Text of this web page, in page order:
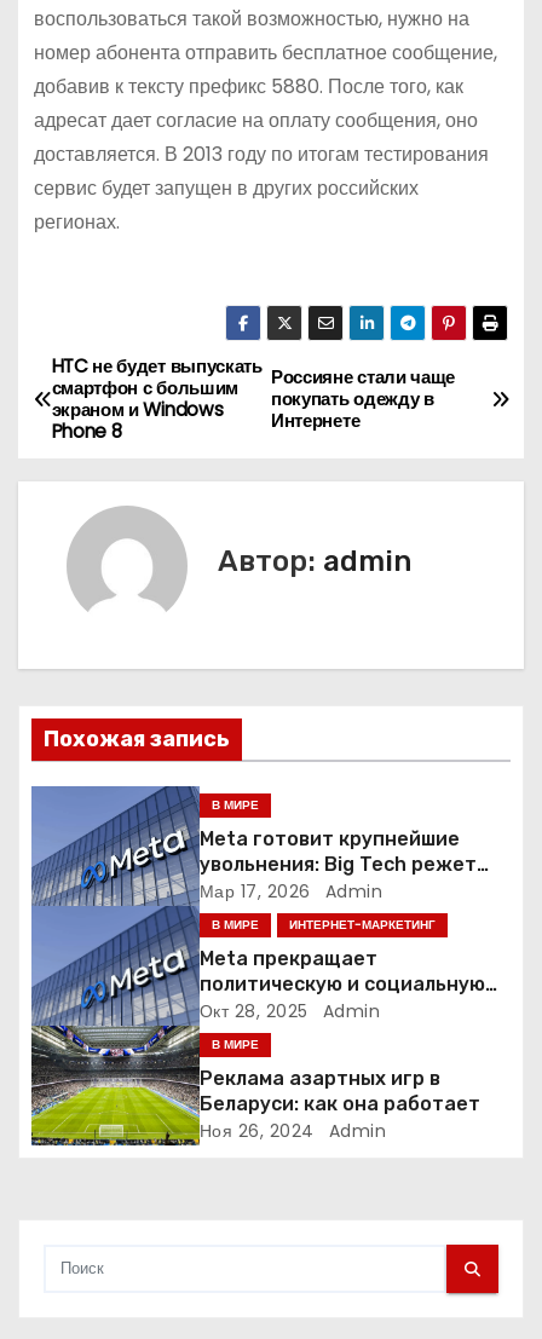
воспользоваться такой возможностью, нужно на
номер абонента отправить бесплатное сообщение,
добавив к тексту префикс 5880. После того, как
адресат дает согласие на оплату сообщения, оно
доставляется. В 2013 году по итогам тестирования
сервис будет запущен в других российских
регионах.
Н
а
в
и
я
о
а
п
и
с
Россияне стали чаще
покупать одежду в
Интернете
HTC не будет выпускать
смартфон с большим
экраном и Windows
Phone 8
Автор: admin
Похожая запись
В МИРЕ
Meta готовит крупнейшие
увольнения: Big Tech режет
людей ради искусственного
интеллекта
Мар 17, 2026 Admin
В МИРЕ ИНТЕРНЕТ-МАРКЕТИНГ
Meta прекращает
политическую и социальную
рекламу в ЕС. Почему это
меняет рынок цифровой
рекламы?
Окт 28, 2025 Admin
В МИРЕ
Реклама азартных игр в
Беларуси: как она работает
Ноя 26, 2024 Admin